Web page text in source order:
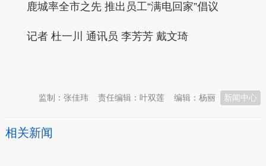
鹿城率全市之先 推出员工“满电回家”倡议
记者 杜一川 通讯员 李芳芳 戴文琦
新闻中心
编辑：杨丽
责任编辑：叶双莲
监制：张佳玮
相关新闻